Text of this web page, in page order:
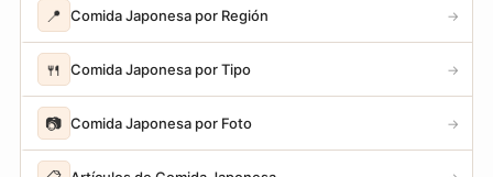
📍 Comida Japonesa por Región →
🍴 Comida Japonesa por Tipo →
📷 Comida Japonesa por Foto →